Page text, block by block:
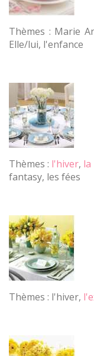
Thèmes : Marie
Elle/lui, l'enfance
Thèmes : l'hiver, la
fantasy, les fées
Thèmes : l'hiver,